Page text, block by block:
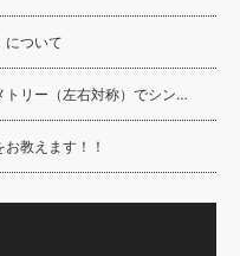
について
トリー（左右対称）でシン…
教えます！！